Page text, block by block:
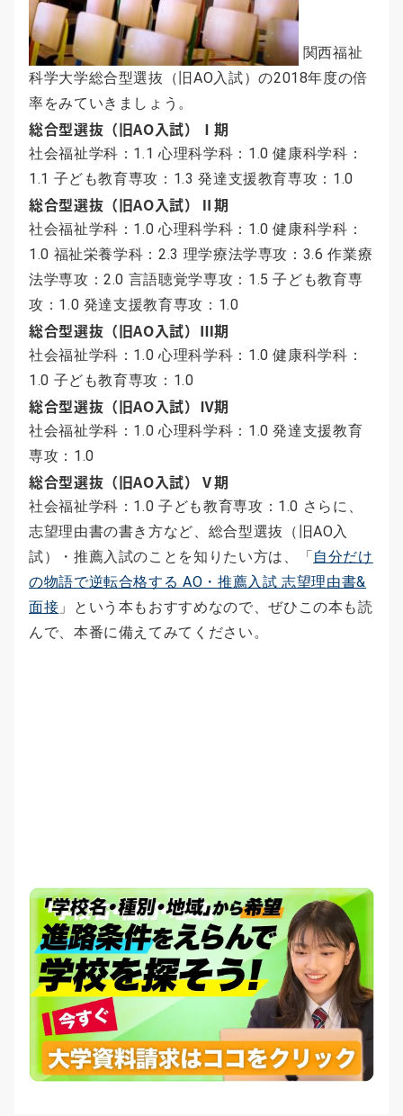
関西福祉
科学大学総合型選抜（旧AO入試）の2018年度の倍
率をみていきましょう。
総合型選抜（旧AO入試）Ⅰ期
社会福祉学科：1.1 心理科学科：1.0 健康科学科：
1.1 子ども教育専攻：1.3 発達支援教育専攻：1.0
総合型選抜（旧AO入試）Ⅱ期
社会福祉学科：1.0 心理科学科：1.0 健康科学科：
1.0 福祉栄養学科：2.3 理学療法学専攻：3.6 作業療
法学専攻：2.0 言語聴覚学専攻：1.5 子ども教育専
攻：1.0 発達支援教育専攻：1.0
総合型選抜（旧AO入試）Ⅲ期
社会福祉学科：1.0 心理科学科：1.0 健康科学科：
1.0 子ども教育専攻：1.0
総合型選抜（旧AO入試）Ⅳ期
社会福祉学科：1.0 心理科学科：1.0 発達支援教育
専攻：1.0
総合型選抜（旧AO入試）Ⅴ期
社会福祉学科：1.0 子ども教育専攻：1.0 さらに、
志望理由書の書き方など、総合型選抜（旧AO入
試）・推薦入試のことを知りたい方は、「 自分だけ
の物語で逆転合格する AO・推薦入試 志望理由書&
面接 」という本もおすすめなので、ぜひこの本も読
んで、本番に備えてみてください。